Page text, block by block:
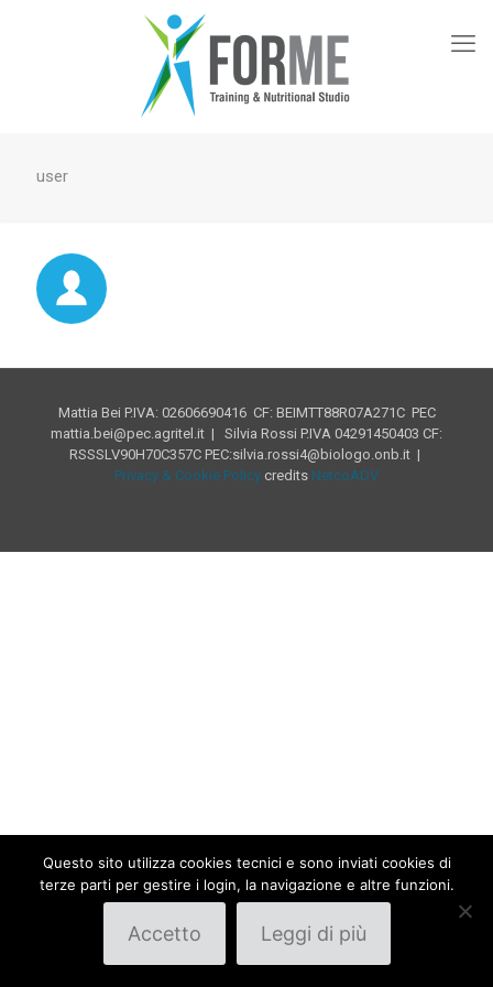
user
Mattia Bei P.IVA: 02606690416 CF: BEIMTT88R07A271C PEC
mattia.bei@pec.agritel.it | Silvia Rossi P.IVA 04291450403 CF:
RSSSLV90H70C357C PEC:silvia.rossi4@biologo.onb.it |
Privacy & Cookie Policy credits NetcoADV
Questo sito utilizza cookies tecnici e sono inviati cookies di
terze parti per gestire i login, la navigazione e altre funzioni.
Accetto Leggi di più